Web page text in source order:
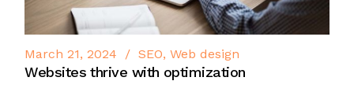
March 21, 2024 SEO Web design
Websites thrive with optimization